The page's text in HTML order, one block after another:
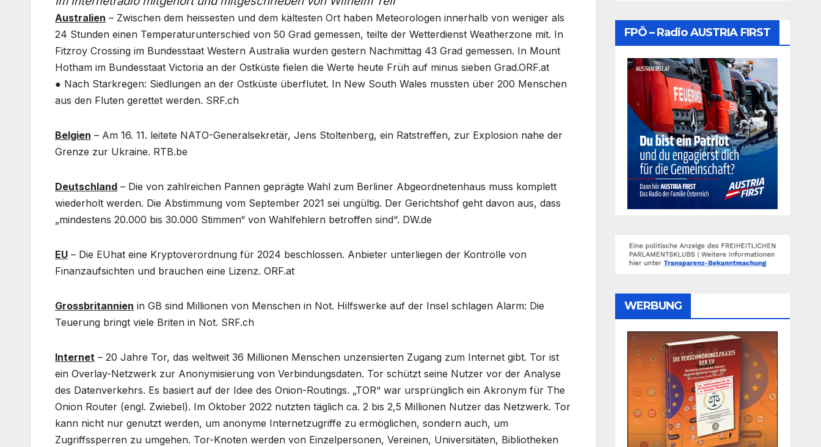
Australien – Zwischen dem heissesten und dem kältesten Ort haben Meteorologen innerhalb von weniger als
24 Stunden einen Temperaturunterschied von 50 Grad gemessen, teilte der Wetterdienst Weatherzone mit. In
Fitzroy Crossing im Bundesstaat Western Australia wurden gestern Nachmittag 43 Grad gemessen. In Mount
Hotham im Bundesstaat Victoria an der Ostküste fielen die Werte heute Früh auf minus sieben Grad.ORF.at
● Nach Starkregen: Siedlungen an der Ostküste überflutet. In New South Wales mussten über 200 Menschen
aus den Fluten gerettet werden. SRF.ch
Belgien – Am 16. 11. leitete NATO-Generalsekretär, Jens Stoltenberg, ein Ratstreffen, zur Explosion nahe der
Grenze zur Ukraine. RTB.be
Deutschland – Die von zahlreichen Pannen geprägte Wahl zum Berliner Abgeordnetenhaus muss komplett
wiederholt werden. Die Abstimmung vom September 2021 sei ungültig. Der Gerichtshof geht davon aus, dass
„mindestens 20.000 bis 30.000 Stimmen“ von Wahlfehlern betroffen sind“. DW.de
EU – Die EUhat eine Kryptoverordnung für 2024 beschlossen. Anbieter unterliegen der Kontrolle von
Finanzaufsichten und brauchen eine Lizenz. ORF.at
Grossbritannien in GB sind Millionen von Menschen in Not. Hilfswerke auf der Insel schlagen Alarm: Die
Teuerung bringt viele Briten in Not. SRF.ch
Internet – 20 Jahre Tor, das weltweit 36 Millionen Menschen unzensierten Zugang zum Internet gibt. Tor ist
ein Overlay-Netzwerk zur Anonymisierung von Verbindungsdaten. Tor schützt seine Nutzer vor der Analyse
des Datenverkehrs. Es basiert auf der Idee des Onion-Routings. „TOR“ war ursprünglich ein Akronym für The
Onion Router (engl. Zwiebel). Im Oktober 2022 nutzten täglich ca. 2 bis 2,5 Millionen Nutzer das Netzwerk. Tor
kann nicht nur genutzt werden, um anonyme Internetzugriffe zu ermöglichen, sondern auch, um
Zugriffssperren zu umgehen. Tor-Knoten werden von Einzelpersonen, Vereinen, Universitäten, Bibliotheken
FPÖ – Radio AUSTRIA FIRST
WERBUNG